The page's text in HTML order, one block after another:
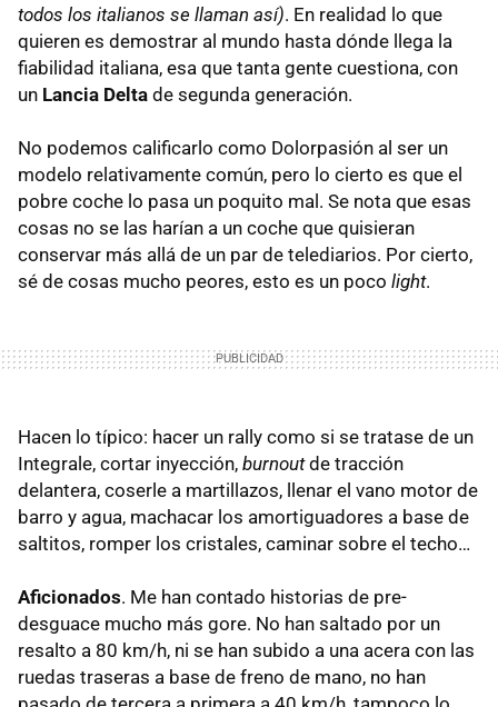
todos los italianos se llaman así). En realidad lo que
quieren es demostrar al mundo hasta dónde llega la
fiabilidad italiana, esa que tanta gente cuestiona, con
un Lancia Delta de segunda generación.
No podemos calificarlo como Dolorpasión al ser un
modelo relativamente común, pero lo cierto es que el
pobre coche lo pasa un poquito mal. Se nota que esas
cosas no se las harían a un coche que quisieran
conservar más allá de un par de telediarios. Por cierto,
sé de cosas mucho peores, esto es un poco light.
Hacen lo típico: hacer un rally como si se tratase de un
Integrale, cortar inyección, burnoutde tracción
delantera, coserle a martillazos, llenar el vano motor de
barro y agua, machacar los amortiguadores a base de
saltitos, romper los cristales, caminar sobre el techo…
Aficionados. Me han contado historias de pre-
desguace mucho más gore. No han saltado por un
resalto a 80 km/h, ni se han subido a una acera con las
ruedas traseras a base de freno de mano, no han